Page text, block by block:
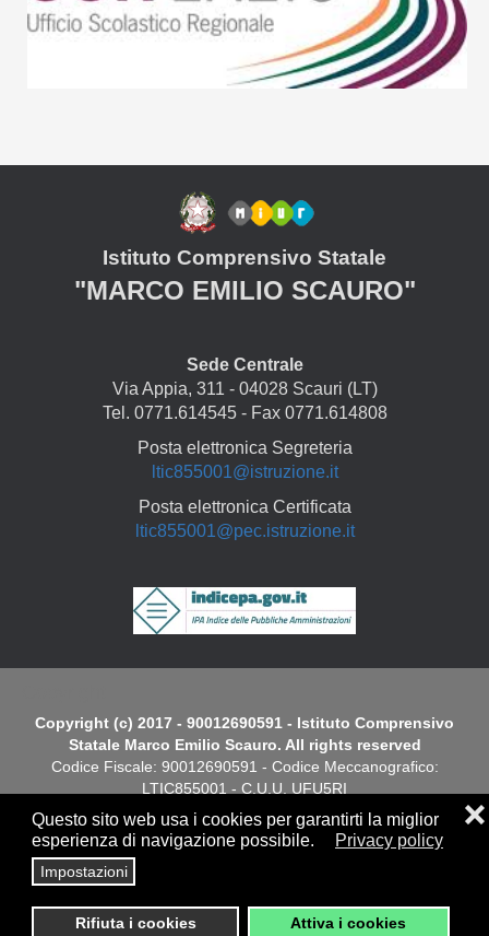
Questo sito web usa i cookies per garantirti la miglior
esperienza di navigazione possibile.
Privacy policy
Impostazioni
Rifiuta i cookies Attiva i cookies
❌
Istituto Comprensivo Statale
"MARCO EMILIO SCAURO"
Sede Centrale
Via Appia, 311 - 04028 Scauri (LT)
Tel. 0771.614545 - Fax 0771.614808
Posta elettronica Segreteria
ltic855001@istruzione.it
Posta elettronica Certificata
ltic855001@pec.istruzione.it
Copyright (c) 2017 - 90012690591 - Istituto Comprensivo
Statale Marco Emilio Scauro. All rights reserved
Codice Fiscale: 90012690591 - Codice Meccanografico:
LTIC855001 - C.U.U. UFU5RI
Dichiarazione di Accessibilità
Reader